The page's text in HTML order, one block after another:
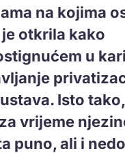
na kojima
otkrila kako
u
Isto
vrijeme
puno, ali i